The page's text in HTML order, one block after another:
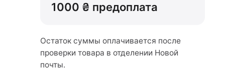
1000 ₴ предоплата
Остаток суммы оплачивается после
проверки товара в отделении Новой
почты.